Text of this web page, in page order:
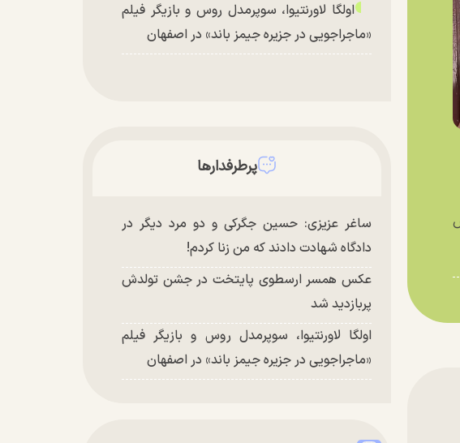
اولگا لاورنتیوا، سوپرمدل روس و بازیگر فیلم
«ماجراجویی در جزیره جیمز باند» در اصفهان
پرطرفدارها
ساغر عزیزی: حسین جگرکی و دو مرد دیگر در
دادگاه شهادت دادند که من زنا کردم!
عکس همسر ارسطوی پایتخت در جشن تولدش
پربازدید شد
اولگا لاورنتیوا، سوپرمدل روس و بازیگر فیلم
«ماجراجویی در جزیره جیمز باند» در اصفهان